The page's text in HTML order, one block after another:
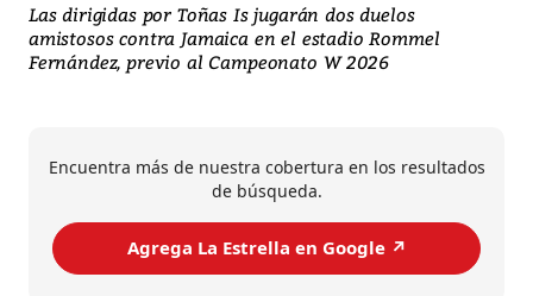
Las dirigidas por Toñas Is jugarán dos duelos
amistosos contra Jamaica en el estadio Rommel
Fernández, previo al Campeonato W 2026
Encuentra más de nuestra cobertura en los resultados
de búsqueda.
Agrega La Estrella en Google ↗️